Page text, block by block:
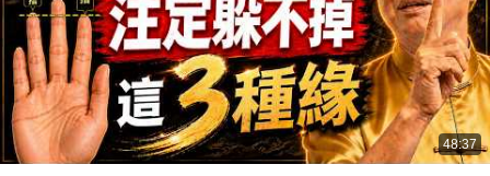
48:37